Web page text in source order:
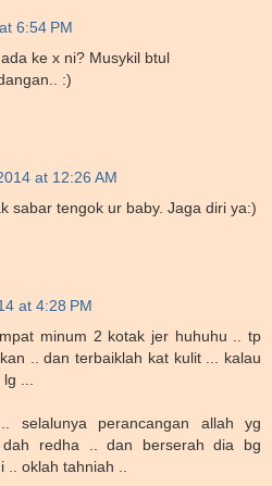
6:54 PM
ke x ni? Musykil btul
:)
at 12:26 AM
sabar tengok ur baby. Jaga diri ya:)
at 4:28 PM
minum 2 kotak jer huhuhu .. tp
.. dan terbaiklah kat kulit ... kalau
...
selalunya perancangan allah yg
redha .. dan berserah dia bg
oklah tahniah ..